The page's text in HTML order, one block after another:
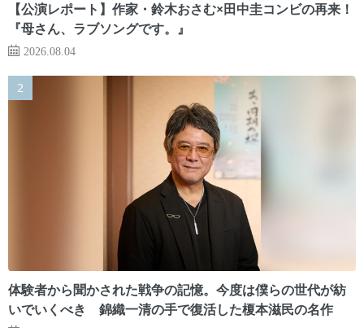
【公演レポート】作家・鈴木おさむ×田中圭コンビの再来！
『母さん、ラブソングです。』
2026.08.04
体験者から聞かされた戦争の記憶。今度は僕らの世代が紡
いでいくべき 錦織一清の手で復活した榎本滋民の名作